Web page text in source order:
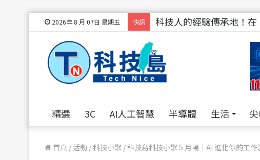
2026年 8 月 07日 星期五 快訊 科技人的經驗傳承地！在
精選 3C AI人工智慧 半導體 生活
首頁 / 活動 /科技小聚 /科技島科技小聚 5 月場｜AI 進化你的工